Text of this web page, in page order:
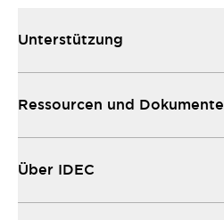
Unterstützung
Ressourcen und Dokumente
Über IDEC